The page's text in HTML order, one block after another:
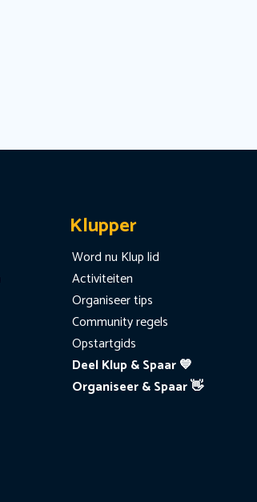
Klupper
Word nu Klup lid
Activiteiten
Organiseer tips
Community regels
Opstartgids
Deel Klup & Spaar 💙
Organiseer & Spaar 👋